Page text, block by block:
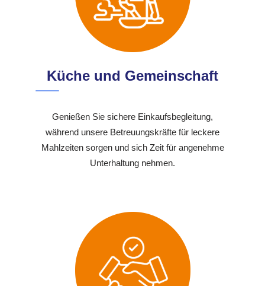
Küche und Gemeinschaft
Genießen Sie sichere Einkaufsbegleitung,
während unsere Betreuungskräfte für leckere
Mahlzeiten sorgen und sich Zeit für angenehme
Unterhaltung nehmen.